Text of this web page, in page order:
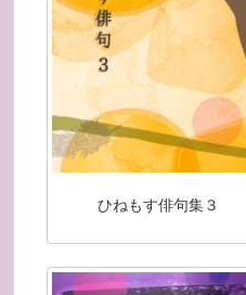
ひねもす俳句集３